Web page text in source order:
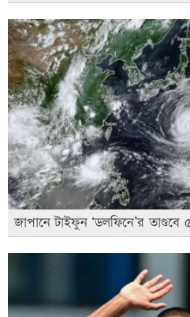
জাপানে টাইফুন ‘ডলফিনে’র তাণ্ডবে